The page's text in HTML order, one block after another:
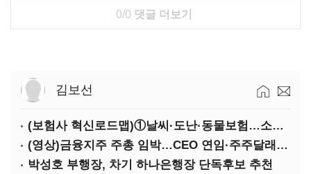
0/0 댓글 더보기
김보선
(보험사 혁신로드맵)①날씨·도난·동물보험…소액단기보험사 설립 추진
(영상)금융지주 주총 임박…CEO 연임·주주달래기 화두로
박성호 부행장, 차기 하나은행장 단독후보 추천